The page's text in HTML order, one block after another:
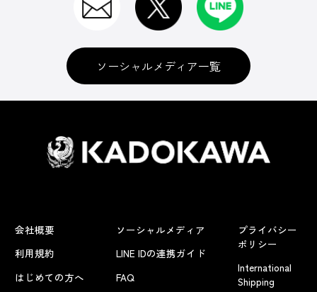
ソーシャルメディア一覧
会社概要
利用規約
はじめての方へ
ソーシャルメディア
LINE IDの連携ガイド
FAQ
プライバシー
ポリシー
International
Shipping